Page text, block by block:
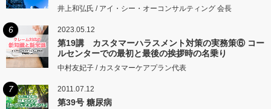
井上和弘氏 / アイ・シー・オーコンサルティング 会長
6 2023.05.12
第19講 カスタマーハラスメント対策の実務策⑥ コー
ルセンターでの最初と最後の挨拶時の名乗り
中村友妃子 / カスタマーケアプラン代表
7 2011.07.12
第39号 糖尿病